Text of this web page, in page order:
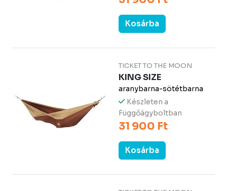
Kosárba
TICKET TO THE MOON
KING SIZE
aranybarna-sötétbarna
Készleten a
Függőágyboltban
31 900 Ft
Kosárba